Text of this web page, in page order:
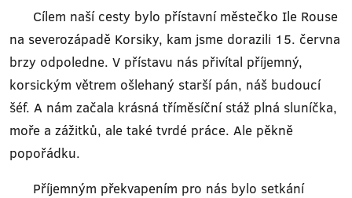
Cílem naší cesty bylo přístavní městečko Ile Rouse
na severozápadě Korsiky, kam jsme dorazili 15. června
brzy odpoledne. V přístavu nás přivítal příjemný,
korsickým větrem ošlehaný starší pán, náš budoucí
šéf. A nám začala krásná tříměsíční stáž plná sluníčka,
moře a zážitků, ale také tvrdé práce. Ale pěkně
popořádku.
Příjemným překvapením pro nás bylo setkání